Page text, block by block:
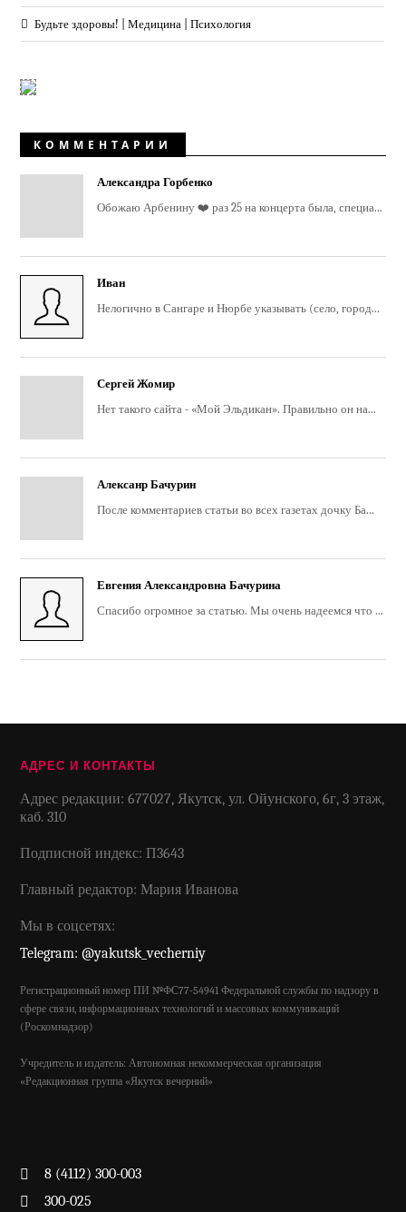
Будьте здоровы! | Медицина | Психология
КОММЕНТАРИИ
Александра Горбенко
Обожаю Арбенину ❤️ раз 25 на концерта была, специа...
Иван
Нелогично в Сангаре и Нюрбе указывать (село, город...
Сергей Жомир
Нет такого сайта - «Мой Эльдикан». Правильно он на...
Алексанр Бачурин
После комментариев статьи во всех газетах дочку Ба...
Евгения Александровна Бачурина
Спасибо огромное за статью. Мы очень надеемся что ...
АДРЕС И КОНТАКТЫ
Адрес редакции: 677027, Якутск, ул. Ойунского, 6г, 3 этаж,
каб. 310
Подписной индекс: П3643
Главный редактор: Мария Иванова
Мы в соцсетях:
Telegram: @yakutsk_vecherniy
Регистрационный номер ПИ №ФС77-54941 Федеральной службы по надзору в
сфере связи, информационных технологий и массовых коммуникаций
(Роскомнадзор)
Учредитель и издатель: Автономная некоммерческая организация
«Редакционная группа «Якутск вечерний»
8 (4112) 300-003
300-025